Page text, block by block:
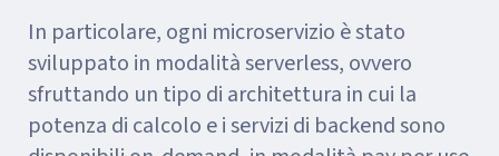
In particolare, ogni microservizio è stato
sviluppato in modalità serverless, ovvero
sfruttando un tipo di architettura in cui la
potenza di calcolo e i servizi di backend sono